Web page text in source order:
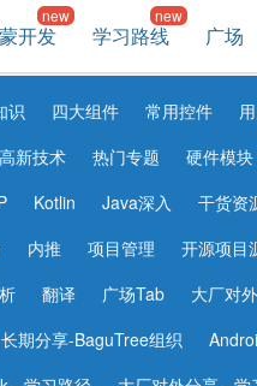
开发 学习路线 广场
识 四大组件 常用控件
新技术 热门专题
硬件模块
Kotlin Java深入
干货资
内推 项目管理
开源项目
翻译 广场Tab
大厂对
期分享-BaguTree组织